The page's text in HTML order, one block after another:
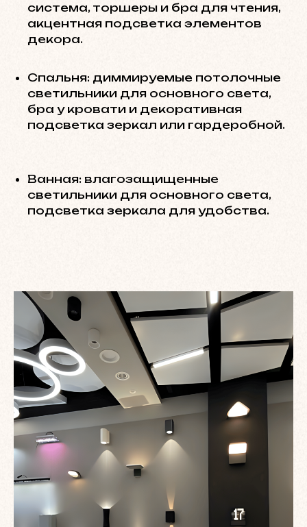
система, торшеры и бра для чтения,
акцентная подсветка элементов
декора.
Спальня: диммируемые потолочные
светильники для основного света,
бра у кровати и декоративная
подсветка зеркал или гардеробной.
Ванная: влагозащищенные
светильники для основного света,
подсветка зеркала для удобства.